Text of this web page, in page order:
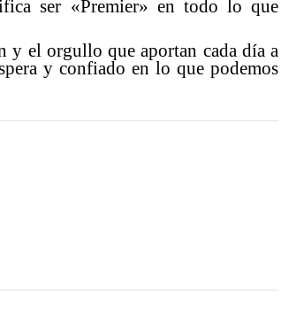
ser «Premier» en todo lo que
y el orgullo que aportan cada día a
y confiado en lo que podemos